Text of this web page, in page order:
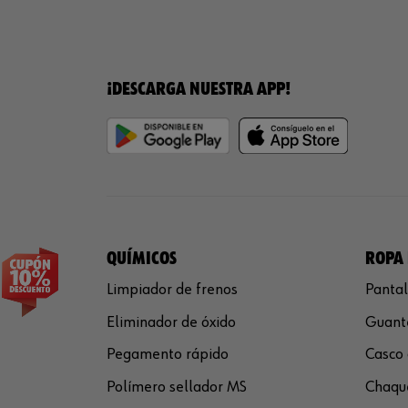
¡DESCARGA NUESTRA APP!
QUÍMICOS
Limpiador de frenos
Eliminador de óxido
Pegamento rápido
Polímero sellador MS